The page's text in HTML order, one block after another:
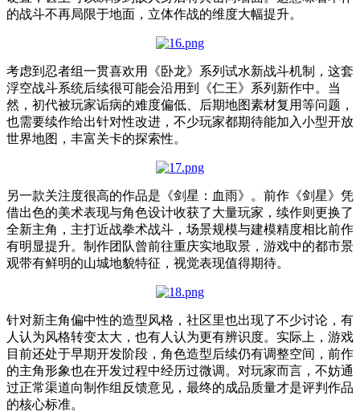
的战斗不再局限于地面，立体作战的维度大幅提升。
考虑到忍者组一贯喜欢用《卧龙》系列试水新战斗机制，这套
浮空战斗系统后续很可能会沿用到《仁王》系列新作中。当
然，初代被玩家诟病的难度偏低、后期地图素材复用等问题，
也需要续作给出针对性改进，不少玩家都期待能加入小型开放
世界地图，丰富关卡的探索性。
另一款关注度很高的作品是《剑星：血雨》。前作《剑星》凭
借出色的美术表现与角色设计收获了大量玩家，续作则更换了
全新主角，主打近战拳术战斗，场景规模与建模精度相比前作
有明显提升。制作团队曾前往重庆实地取景，游戏中的都市景
观带有鲜明的山城地貌特征，视觉表现值得期待。
针对新主角偏中性的造型风格，社区里也出现了不少讨论，有
人认为风格转变太大，也有人认为更有辨识度。实际上，游戏
目前还处于早期开发阶段，角色造型后续仍有调整空间，前作
的主角形象也在开发过程中经历过微调。对玩家而言，不妨通
过正常渠道向制作组反馈意见，最终的成品质量才是评判作品
的核心标准。